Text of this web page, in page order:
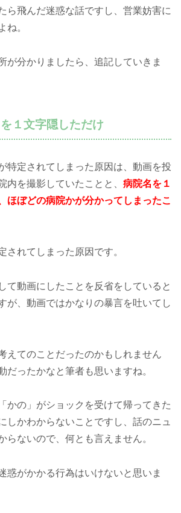
ら飛んだ迷惑な話ですし、営業妨害に
ね。
が分かりましたら、追記していきま
１文字隠しただけ
特定されてしまった原因は、動画を投
内を撮影していたことと、 病院名を１
ほぼどの病院かが分かってしまったこ
されてしまった原因です。
て動画にしたことを反省をしていると
が、動画ではかなりの暴言を吐いてし
えてのことだったのかもしれません
だったかなと筆者も思いますね。
かの」がショックを受けて帰ってきた
しかわからないことですし、話のニュ
らないので、何とも言えません。
惑がかかる行為はいけないと思いま